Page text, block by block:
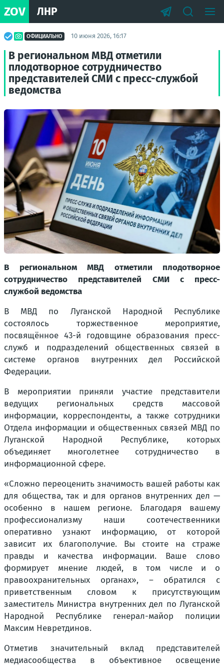
ZOV ЛНР
ОФИЦИАЛЬНО 10 июня 2026, 16:17
В региональном МВД отметили
плодотворное сотрудничество
представителей СМИ с пресс-службой
ведомства
В региональном МВД отметили плодотворное
сотрудничество представителей СМИ с пресс-
службой ведомства
В МВД по Луганской Народной Республике
состоялось торжественное мероприятие,
посвящённое 43-й годовщине образования пресс-
служб и подразделений общественных связей в
системе органов внутренних дел Российской
Федерации.
В мероприятии приняли участие представители
ведущих региональных средств массовой
информации, корреспонденты, а также сотрудники
Отдела информации и общественных связей МВД по
Луганской Народной Республике, которых
объединяет многолетнее сотрудничество в
информационной сфере.
«Сложно переоценить значимость вашей работы как
для общества, так и для органов внутренних дел —
особенно в нашем регионе. Благодаря вашему
профессионализму наши соотечественники
оперативно узнают информацию, от которой
зависит их благополучие. Вы стоите на страже
правды и качества информации. Ваше слово
формирует мнение людей, в том числе и о
правоохранительных органах», – обратился с
приветственным словом к присутствующим
заместитель Министра внутренних дел по Луганской
Народной Республике генерал-майор полиции
Максим Невретдинов.
Отметив значительный вклад представителей
медиасообщества в объективное освещение